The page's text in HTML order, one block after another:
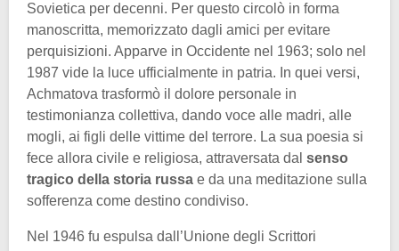
Sovietica per decenni. Per questo circolò in forma
manoscritta, memorizzato dagli amici per evitare
perquisizioni. Apparve in Occidente nel 1963; solo nel
1987 vide la luce ufficialmente in patria. In quei versi,
Achmatova trasformò il dolore personale in
testimonianza collettiva, dando voce alle madri, alle
mogli, ai figli delle vittime del terrore. La sua poesia si
fece allora civile e religiosa, attraversata dal senso
tragico della storia russa e da una meditazione sulla
sofferenza come destino condiviso.
Nel 1946 fu espulsa dall’Unione degli Scrittori